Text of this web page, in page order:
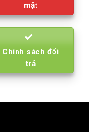
mật
Chính sách đổi
trả